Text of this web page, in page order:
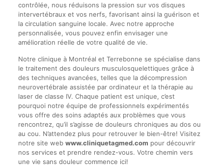
contrôlée, nous réduisons la pression sur vos disques
intervertébraux et vos nerfs, favorisant ainsi la guérison et
la circulation sanguine locale. Avec notre approche
personnalisée, vous pouvez enfin envisager une
amélioration réelle de votre qualité de vie.
Notre clinique à Montréal et Terrebonne se spécialise dans
le traitement des douleurs musculosquelettiques grâce à
des techniques avancées, telles que la décompression
neurovertébrale assistée par ordinateur et la thérapie au
laser de classe IV. Chaque patient est unique, c’est
pourquoi notre équipe de professionnels expérimentés
vous offre des soins adaptés aux problèmes que vous
rencontrez, qu’il s’agisse de douleurs chroniques au dos ou
au cou. N’attendez plus pour retrouver le bien-être! Visitez
notre site web www.cliniquetagmed.com pour découvrir
nos services et prendre rendez-vous. Votre chemin vers
une vie sans douleur commence ici!